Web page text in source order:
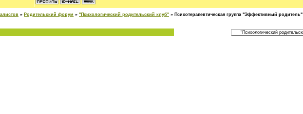
» Родительский форум » "Психологический родительский клуб" » Психотерапевтическая группа "Эффективный родитель"